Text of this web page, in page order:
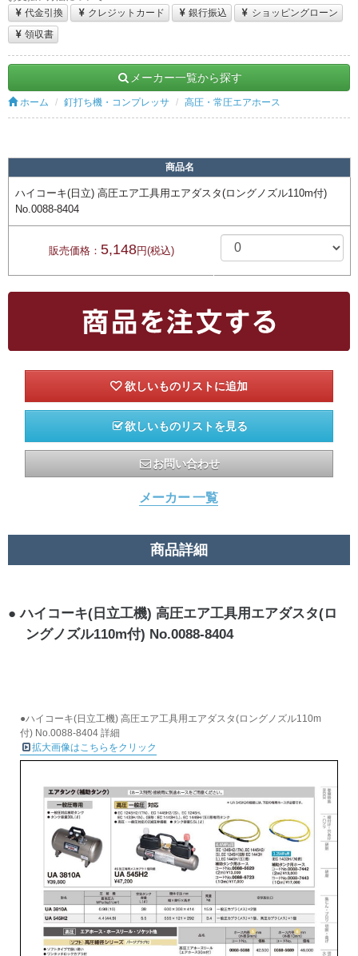
代金引換
クレジットカード 銀行振込
ショッピングローン
領収書
メーカー一覧から探す
ホーム 釘打ち機・コンプレッサ 高圧・常圧エアホース
商品名
ハイコーキ(日立) 高圧エア工具用エアダスタ(ロングノズル110m付)
No.0088-8404
販売価格： 5,148円(税込)
欲しいものリストを見る
お問い合わせ
メーカー 一覧
商品詳細
ハイコーキ(日立工機) 高圧エア工具用エアダスタ(ロ
ングノズル110m付) No.0088-8404
●ハイコーキ(日立工機) 高圧エア工具用エアダスタ(ロングノズル110m
付) No.0088-8404 詳細
拡大画像はこちらをクリック